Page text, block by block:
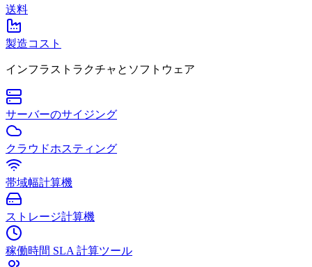
送料
製造コスト
インフラストラクチャとソフトウェア
サーバーのサイジング
クラウドホスティング
帯域幅計算機
ストレージ計算機
稼働時間 SLA 計算ツール